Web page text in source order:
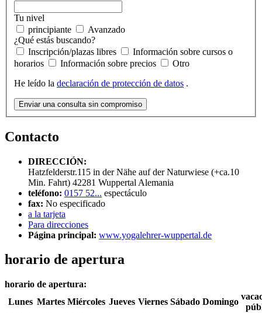
Tu nivel
principiante
Avanzado
¿Qué estás buscando?
Inscripción/plazas libres
Información sobre cursos o
horarios
Información sobre precios
Otro
He leído la declaración de protección de datos .
Enviar una consulta sin compromiso
Contacto
DIRECCIÓN:
Hatzfelderstr.115 in der Nähe auf der Naturwiese (+ca.10
Min. Fahrt) 42281 Wuppertal Alemania
teléfono: 0157 52... espectáculo
fax: No especificado
a la tarjeta
Para direcciones
Página principal: www.yogalehrer-wuppertal.de
horario de apertura
horario de apertura:
Lunes Martes Miércoles Jueves Viernes Sábado Domingo